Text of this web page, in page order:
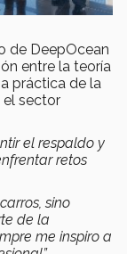
de DeepOcean
entre la teoría
práctica de la
el sector
el respaldo y
retos
sino
de la
me inspiro a